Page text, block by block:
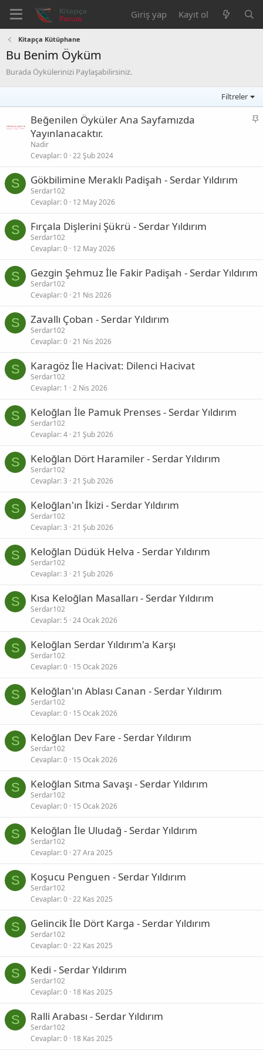
Giriş yap Kayıt ol
Kitapça Kütüphane
Bu Benim Öyküm
Burada Öykülerinizi Paylaşabilirsiniz.
Filtreler
S
Beğenilen Öyküler Ana Sayfamızda
Yayınlanacaktır.
Nadir
Cevaplar 0 22 Şub 2024
S Gökbilimine Meraklı Padişah - Serdar Yıldırım
Serdar102
Cevaplar 0 12 May 2026
S Fırçala Dişlerini Şükrü - Serdar Yıldırım
Serdar102
Cevaplar 0 12 May 2026
S Gezgin Şehmuz İle Fakir Padişah - Serdar Yıldırım
Serdar102
Cevaplar 0 21 Nis 2026
S Zavallı Çoban - Serdar Yıldırım
Serdar102
Cevaplar 0 21 Nis 2026
S Karagöz İle Hacivat: Dilenci Hacivat
Serdar102
Cevaplar 1 2 Nis 2026
S Keloğlan İle Pamuk Prenses - Serdar Yıldırım
Serdar102
Cevaplar 4 21 Şub 2026
S Keloğlan Dört Haramiler - Serdar Yıldırım
Serdar102
Cevaplar 3 21 Şub 2026
S Keloğlan'ın İkizi - Serdar Yıldırım
Serdar102
Cevaplar 3 21 Şub 2026
S Keloğlan Düdük Helva - Serdar Yıldırım
Serdar102
Cevaplar 3 21 Şub 2026
S Kısa Keloğlan Masalları - Serdar Yıldırım
Serdar102
Cevaplar 5 24 Ocak 2026
S Keloğlan Serdar Yıldırım'a Karşı
Serdar102
Cevaplar 0 15 Ocak 2026
S Keloğlan'ın Ablası Canan - Serdar Yıldırım
Serdar102
Cevaplar 0 15 Ocak 2026
S Keloğlan Dev Fare - Serdar Yıldırım
Serdar102
Cevaplar 0 15 Ocak 2026
S Keloğlan Sıtma Savaşı - Serdar Yıldırım
Serdar102
Cevaplar 0 15 Ocak 2026
S Keloğlan İle Uludağ - Serdar Yıldırım
Serdar102
Cevaplar 0 27 Ara 2025
S Koşucu Penguen - Serdar Yıldırım
Serdar102
Cevaplar 0 22 Kas 2025
S Gelincik İle Dört Karga - Serdar Yıldırım
Serdar102
Cevaplar 0 22 Kas 2025
S Kedi - Serdar Yıldırım
Serdar102
Cevaplar 0 18 Kas 2025
S Ralli Arabası - Serdar Yıldırım
Serdar102
Cevaplar 0 18 Kas 2025